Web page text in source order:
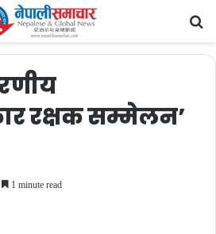
रक्षक सम्मेलन’
1 minute read